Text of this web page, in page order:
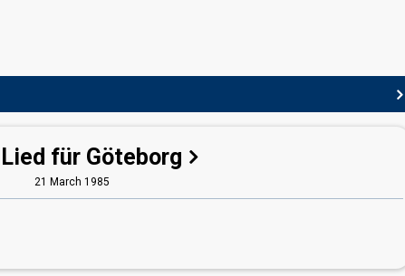
Lied für Göteborg
21 March 1985